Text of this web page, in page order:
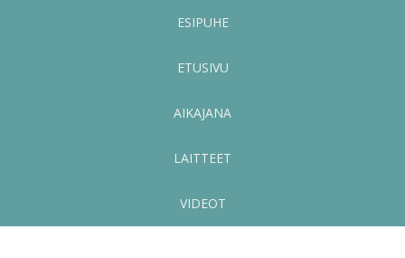
ESIPUHE
ETUSIVU
AIKAJANA
LAITTEET
VIDEOT